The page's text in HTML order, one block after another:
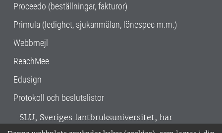
Proceedo (beställningar, fakturor)
Primula (ledighet, sjukanmälan, lönespec m.m.)
Webbmejl
ReachMee
Edusign
Protokoll och beslutslistor
SLU, Sveriges lantbruksuniversitet, har
verksamhet över hela Sverige. Huvudorter är